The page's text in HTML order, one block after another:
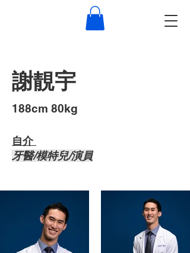
謝靚宇
​188cm 80kg
自介 ​
牙醫/模特兒/演員